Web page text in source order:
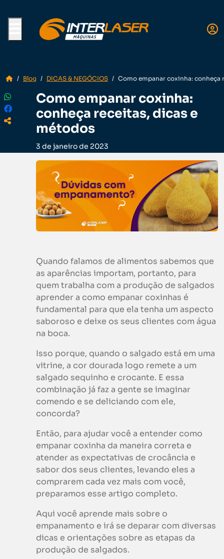
Menu
Blog DICAS & NEGÓCIOS Como empanar coxinha: conheça
Como empanar coxinha:
conheça receitas, dicas e
métodos
3 de janeiro de 2023
Quando falamos de alimentos sabemos que
as aparências importam, portanto, para
quem trabalha com a produção de salgados
aprender a como empanar coxinhas é
fundamental para que ela tenha um aspecto
saboroso e deixe os seus clientes com água
na boca.
Isso porque, quando o salgado está em uma
vitrine, a cor dourada logo remete a um
salgado sequinho e crocante. E essa
combinação já faz a gente se imaginar
comendo e se deliciando com ele,
concorda?
Então, para ajudar você a entender como
empanar coxinha da maneira correta e
atender as expectativas de crocância e
sabor dos seus clientes, levando eles a
comprarem cada vez mais com você,
preparamos esse artigo completo.
Aqui você aprende mais sobre o
empanamento e irá se deparar com diversas
dicas e orientações sobre as etapas da
produção de salgados.